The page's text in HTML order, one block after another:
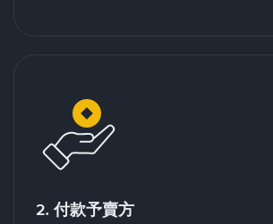
2. 付款予賣方